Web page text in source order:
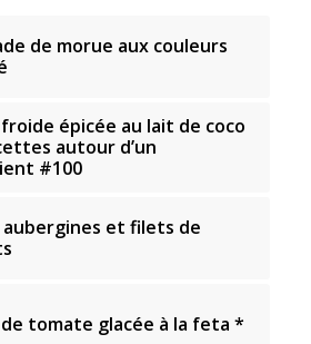
de morue aux couleurs
épicée au lait de coco
autour d’un
#100
aubergines et filets de
tomate glacée à la feta *